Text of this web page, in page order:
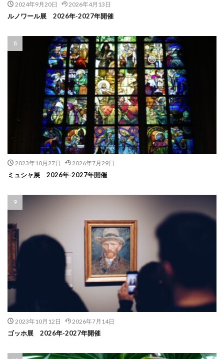
2024年9月20日 2026年4月13日
ルノワール展 2026年-2027年開催
2023年10月27日 2026年7月29日
ミュシャ展 2026年-2027年開催
2023年10月12日 2026年7月14日
ゴッホ展 2026年-2027年開催